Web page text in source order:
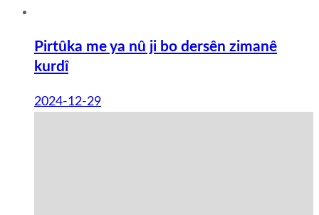
Pirtûka me ya nû ji bo dersên zimanê
kurdî
2024-12-29